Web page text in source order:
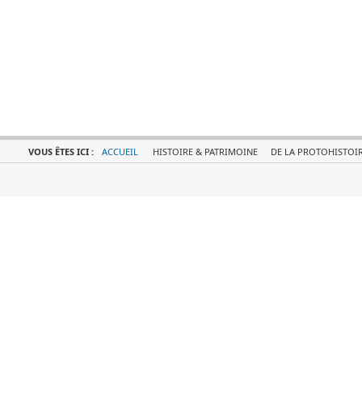
VOUS ÊTES ICI : ACCUEIL HISTOIRE & PATRIMOINE DE LA